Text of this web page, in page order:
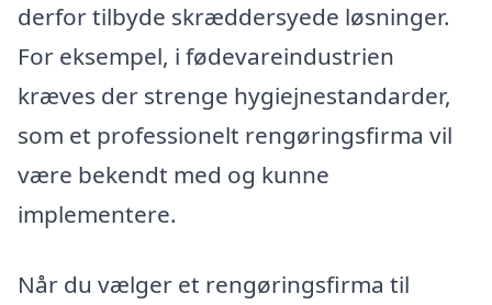
derfor tilbyde skræddersyede løsninger.
For eksempel, i fødevareindustrien
kræves der strenge hygiejnestandarder,
som et professionelt rengøringsfirma vil
være bekendt med og kunne
implementere.
Når du vælger et rengøringsfirma til